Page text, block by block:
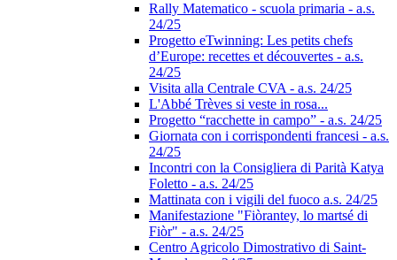
Rally Matematico - scuola primaria - a.s.
24/25
Progetto eTwinning: Les petits chefs
d’Europe: recettes et découvertes - a.s.
24/25
Visita alla Centrale CVA - a.s. 24/25
L'Abbé Trèves si veste in rosa...
Progetto “racchette in campo” - a.s. 24/25
Giornata con i corrispondenti francesi - a.s.
24/25
Incontri con la Consigliera di Parità Katya
Foletto - a.s. 24/25
Mattinata con i vigili del fuoco a.s. 24/25
Manifestazione "Fiòrantey, lo martsé di
Fiòr" - a.s. 24/25
Centro Agricolo Dimostrativo di Saint-